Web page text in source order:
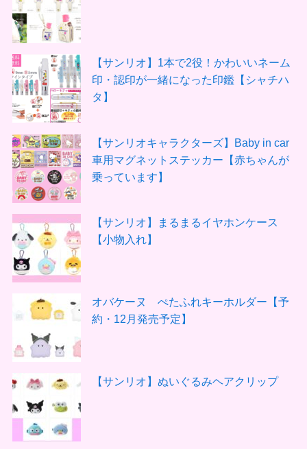
【サンリオ】1本で2役！かわいいネーム
印・認印が一緒になった印鑑【シャチハ
タ】
【サンリオキャラクターズ】Baby in car
車用マグネットステッカー【赤ちゃんが
乗っています】
【サンリオ】まるまるイヤホンケース
【小物入れ】
オバケーヌ ぺたふれキーホルダー【予
約・12月発売予定】
【サンリオ】ぬいぐるみヘアクリップ